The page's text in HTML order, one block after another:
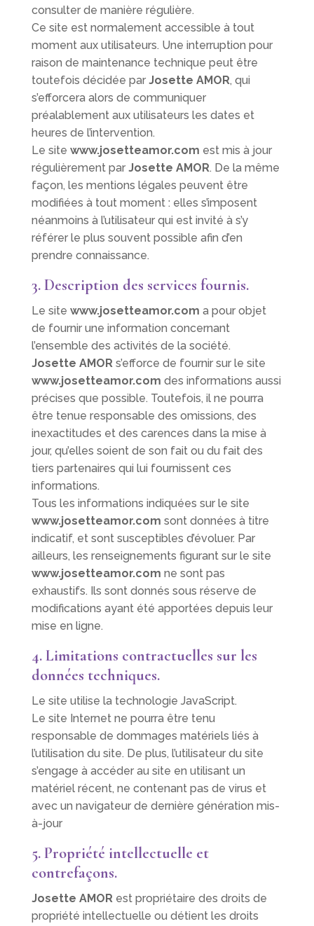
consulter de manière régulière.
Ce site est normalement accessible à tout
moment aux utilisateurs. Une interruption pour
raison de maintenance technique peut être
toutefois décidée par Josette AMOR, qui
s’efforcera alors de communiquer
préalablement aux utilisateurs les dates et
heures de l’intervention.
Le site www.josetteamor.com est mis à jour
régulièrement par Josette AMOR. De la même
façon, les mentions légales peuvent être
modifiées à tout moment : elles s’imposent
néanmoins à l’utilisateur qui est invité à s’y
référer le plus souvent possible afin d’en
prendre connaissance.
3. Description des services fournis.
Le site www.josetteamor.com a pour objet
de fournir une information concernant
l’ensemble des activités de la société.
Josette AMORs’efforce de fournir sur le site
www.josetteamor.com des informations aussi
précises que possible. Toutefois, il ne pourra
être tenue responsable des omissions, des
inexactitudes et des carences dans la mise à
jour, qu’elles soient de son fait ou du fait des
tiers partenaires qui lui fournissent ces
informations.
Tous les informations indiquées sur le site
www.josetteamor.com sont données à titre
indicatif, et sont susceptibles d’évoluer. Par
ailleurs, les renseignements figurant sur le site
www.josetteamor.com ne sont pas
exhaustifs. Ils sont donnés sous réserve de
modifications ayant été apportées depuis leur
mise en ligne.
4. Limitations contractuelles sur les
données techniques.
Le site utilise la technologie JavaScript.
Le site Internet ne pourra être tenu
responsable de dommages matériels liés à
l’utilisation du site. De plus, l’utilisateur du site
s’engage à accéder au site en utilisant un
matériel récent, ne contenant pas de virus et
avec un navigateur de dernière génération mis-
à-jour
5. Propriété intellectuelle et
contrefaçons.
Josette AMORest propriétaire des droits de
propriété intellectuelle ou détient les droits